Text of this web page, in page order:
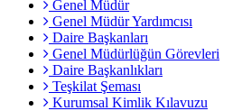
Genel Müdür
Genel Müdür Yardımcısı
Daire Başkanları
Genel Müdürlüğün Görevleri
Daire Başkanlıkları
Teşkilat Şeması
Kurumsal Kimlik Kılavuzu